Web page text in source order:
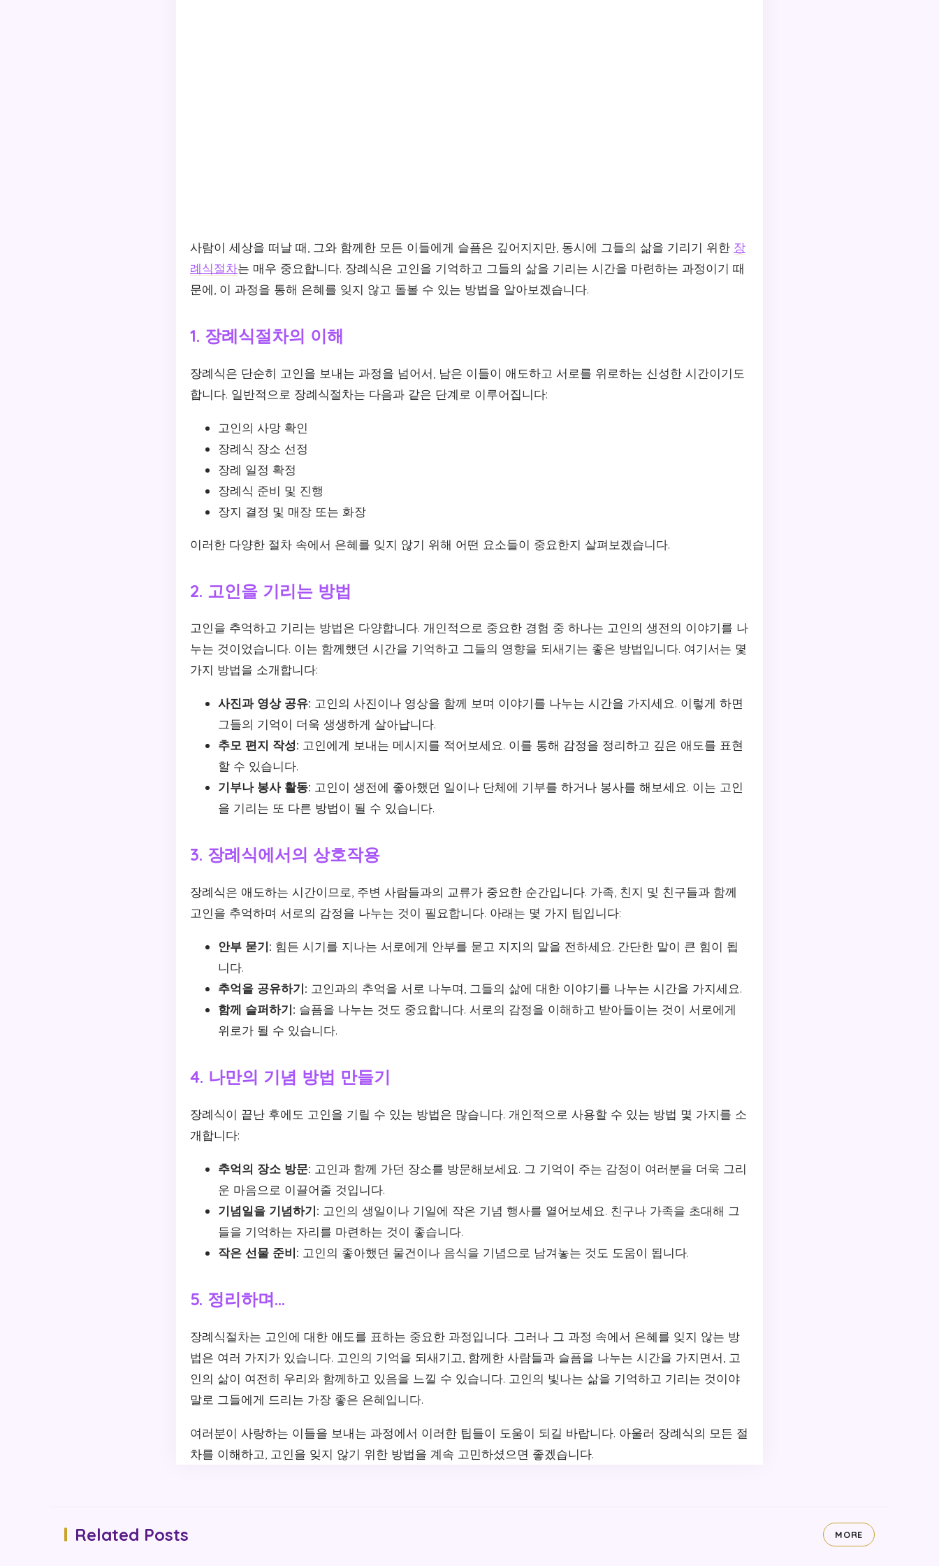
사람이 세상을 떠날 때, 그와 함께한 모든 이들에게 슬픔은 깊어지지만, 동시에 그들의 삶을 기리기 위한 장
례식절차는 매우 중요합니다. 장례식은 고인을 기억하고 그들의 삶을 기리는 시간을 마련하는 과정이기 때
문에, 이 과정을 통해 은혜를 잊지 않고 돌볼 수 있는 방법을 알아보겠습니다.
1. 장례식절차의 이해
장례식은 단순히 고인을 보내는 과정을 넘어서, 남은 이들이 애도하고 서로를 위로하는 신성한 시간이기도
합니다. 일반적으로 장례식절차는 다음과 같은 단계로 이루어집니다:
고인의 사망 확인
장례식 장소 선정
장례 일정 확정
장례식 준비 및 진행
장지 결정 및 매장 또는 화장
이러한 다양한 절차 속에서 은혜를 잊지 않기 위해 어떤 요소들이 중요한지 살펴보겠습니다.
2. 고인을 기리는 방법
고인을 추억하고 기리는 방법은 다양합니다. 개인적으로 중요한 경험 중 하나는 고인의 생전의 이야기를 나
누는 것이었습니다. 이는 함께했던 시간을 기억하고 그들의 영향을 되새기는 좋은 방법입니다. 여기서는 몇
가지 방법을 소개합니다:
사진과 영상 공유: 고인의 사진이나 영상을 함께 보며 이야기를 나누는 시간을 가지세요. 이렇게 하면
그들의 기억이 더욱 생생하게 살아납니다.
추모 편지 작성: 고인에게 보내는 메시지를 적어보세요. 이를 통해 감정을 정리하고 깊은 애도를 표현
할 수 있습니다.
기부나 봉사 활동: 고인이 생전에 좋아했던 일이나 단체에 기부를 하거나 봉사를 해보세요. 이는 고인
을 기리는 또 다른 방법이 될 수 있습니다.
3. 장례식에서의 상호작용
장례식은 애도하는 시간이므로, 주변 사람들과의 교류가 중요한 순간입니다. 가족, 친지 및 친구들과 함께
고인을 추억하며 서로의 감정을 나누는 것이 필요합니다. 아래는 몇 가지 팁입니다:
안부 묻기: 힘든 시기를 지나는 서로에게 안부를 묻고 지지의 말을 전하세요. 간단한 말이 큰 힘이 됩
니다.
추억을 공유하기: 고인과의 추억을 서로 나누며, 그들의 삶에 대한 이야기를 나누는 시간을 가지세요.
함께 슬퍼하기: 슬픔을 나누는 것도 중요합니다. 서로의 감정을 이해하고 받아들이는 것이 서로에게
위로가 될 수 있습니다.
4. 나만의 기념 방법 만들기
장례식이 끝난 후에도 고인을 기릴 수 있는 방법은 많습니다. 개인적으로 사용할 수 있는 방법 몇 가지를 소
개합니다:
추억의 장소 방문: 고인과 함께 가던 장소를 방문해보세요. 그 기억이 주는 감정이 여러분을 더욱 그리
운 마음으로 이끌어줄 것입니다.
기념일을 기념하기: 고인의 생일이나 기일에 작은 기념 행사를 열어보세요. 친구나 가족을 초대해 그
들을 기억하는 자리를 마련하는 것이 좋습니다.
작은 선물 준비: 고인의 좋아했던 물건이나 음식을 기념으로 남겨놓는 것도 도움이 됩니다.
5. 정리하며…
장례식절차는 고인에 대한 애도를 표하는 중요한 과정입니다. 그러나 그 과정 속에서 은혜를 잊지 않는 방
법은 여러 가지가 있습니다. 고인의 기억을 되새기고, 함께한 사람들과 슬픔을 나누는 시간을 가지면서, 고
인의 삶이 여전히 우리와 함께하고 있음을 느낄 수 있습니다. 고인의 빛나는 삶을 기억하고 기리는 것이야
말로 그들에게 드리는 가장 좋은 은혜입니다.
여러분이 사랑하는 이들을 보내는 과정에서 이러한 팁들이 도움이 되길 바랍니다. 아울러 장례식의 모든 절
차를 이해하고, 고인을 잊지 않기 위한 방법을 계속 고민하셨으면 좋겠습니다.
Related Posts MORE